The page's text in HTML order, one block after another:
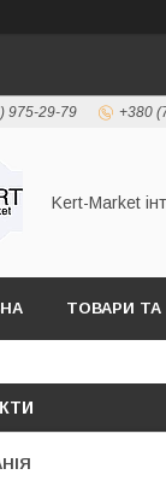
975-29-79 +380
Kert-Market
ТОВАРИ ТА